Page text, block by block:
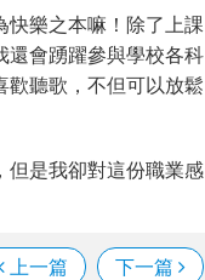
樂之本嘛！除了上課
還會踴躍參與學校各科
聽歌，不但可以放鬆
但是我卻對這份職業感
上一篇 下一篇